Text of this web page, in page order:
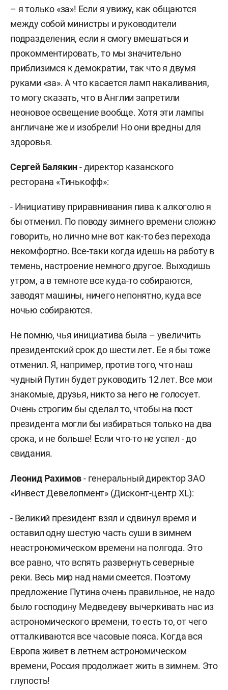
– я только «за»! Если я увижу, как общаются
между собой министры и руководители
подразделения, если я смогу вмешаться и
прокомментировать, то мы значительно
приблизимся к демократии, так что я двумя
руками «за». А что касается ламп накаливания,
то могу сказать, что в Англии запретили
неоновое освещение вообще. Хотя эти лампы
англичане же и изобрели! Но они вредны для
здоровья.
Сергей Балякин- директор казанского
ресторана «Тинькофф»:
- Инициативу приравнивания пива к алкоголю я
бы отменил. По поводу зимнего времени сложно
говорить, но лично мне вот как-то без перехода
некомфортно. Все-таки когда идешь на работу в
темень, настроение немного другое. Выходишь
утром, а в темноте все куда-то собираются,
заводят машины, ничего непонятно, куда все
ночью собираются.
Не помню, чья инициатива была – увеличить
президентский срок до шести лет. Ее я бы тоже
отменил. Я, например, против того, что наш
чудный Путин будет руководить 12 лет. Все мои
знакомые, друзья, никто за него не голосует.
Очень строгим бы сделал то, чтобы на пост
президента могли бы избираться только на два
срока, и не больше! Если что-то не успел - до
свидания.
Леонид Рахимов- генеральный директор ЗАО
«Инвест Девелопмент» (Дисконт-центр XL):
- Великий президент взял и сдвинул время и
оставил одну шестую часть суши в зимнем
неастрономическом времени на полгода. Это
все равно, что вспять развернуть северные
реки. Весь мир над нами смеется. Поэтому
предложение Путина очень правильное, не надо
было господину Медведеву вычеркивать нас из
астрономического времени, то есть то, от чего
отталкиваются все часовые пояса. Когда вся
Европа живет в летнем астрономическом
времени, Россия продолжает жить в зимнем. Это
глупость!